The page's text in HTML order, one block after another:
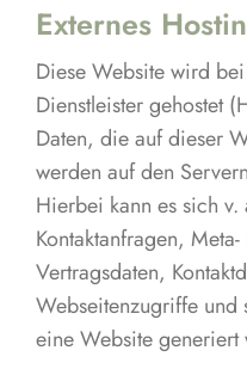
Externes
Diese Website wird
Dienstleister gehostet
Daten, die auf dieser
werden auf den
Hierbei kann es sich v.
Kontaktanfragen,
Vertragsdaten,
Webseitenzugriffe
eine Website generiert